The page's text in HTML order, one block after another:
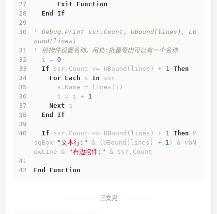
Exit
Function
End
If
' Debug.Print ssr.Count, UBound(lines), LB
ound(lines)
' 给物件设置名称，用处:批量导出可以有一个名称
  i =
0
If ssr.Count <= UBound(lines) + 1 Then
For Each s In ssr
      s.Name = lines(i)
      i = i +
1
Next s
End
If
If ssr.Count <> UBound(lines) + 1 Then M
sgBox
"文本行:" & (UBound(lines) + 1 ) & vbN
ewLine &
"右边物件:" & ssr.Count
End Function
正文完